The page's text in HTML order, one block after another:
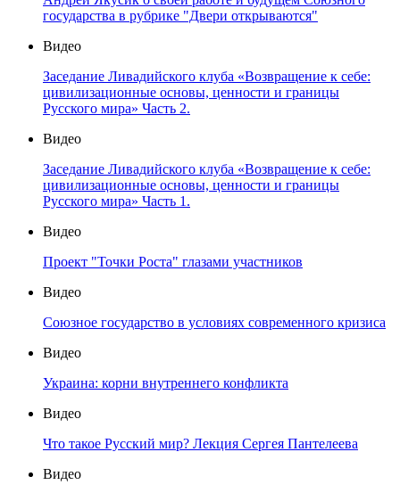
государства в рубрике "Двери открываются"
Видео
Заседание Ливадийского клуба «Возвращение к себе:
цивилизационные основы, ценности и границы
Русского мира» Часть 2.
Видео
Заседание Ливадийского клуба «Возвращение к себе:
цивилизационные основы, ценности и границы
Русского мира» Часть 1.
Видео
Проект "Точки Роста" глазами участников
Видео
Союзное государство в условиях современного кризиса
Видео
Украина: корни внутреннего конфликта
Видео
Что такое Русский мир? Лекция Сергея Пантелеева
Видео